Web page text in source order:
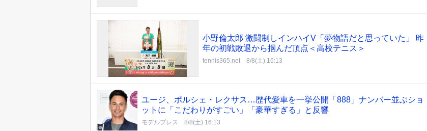
小野倫太郎 激闘制しインハイV「夢物語だと思っていた」 昨
年の初戦敗退から掴んだ頂点＜高校テニス＞
tennis365.net 8/8(土) 16:13
ユージ、ポルシェ・レクサス…歴代愛車を一挙公開「888」ナンバー並ぶショ
ットに「こだわりがすごい」「豪華すぎる」と反響
モデルプレス 8/8(土) 16:13